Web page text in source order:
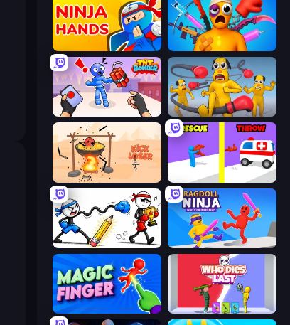
Ninja Hands Fun Ragdoll Challenge!
TNT Bomber Annoying Uncle Punch Game
Kick Loser Rescue Throw
Doodle Smash Ragdoll Ninja: Imposter Hero
Magic Finger 3D Who Dies Last?